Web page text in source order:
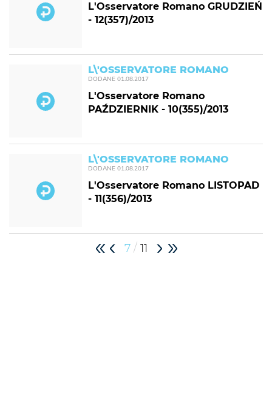
L'Osservatore Romano GRUDZIEŃ
- 12(357)/2013
L\'OSSERVATORE ROMANO
DODANE 01.08.2017
L'Osservatore Romano
PAŹDZIERNIK - 10(355)/2013
L\'OSSERVATORE ROMANO
DODANE 01.08.2017
L'Osservatore Romano LISTOPAD
- 11(356)/2013
7 / 11